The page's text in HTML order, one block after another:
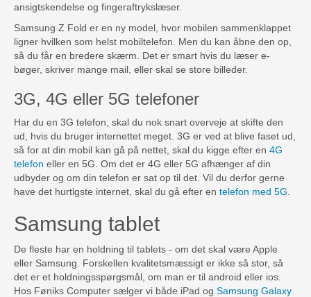
ansigtskendelse og fingeraftrykslæser.
Samsung Z Fold er en ny model, hvor mobilen sammenklappet
ligner hvilken som helst mobiltelefon. Men du kan åbne den op,
så du får en bredere skærm. Det er smart hvis du læser e-
bøger, skriver mange mail, eller skal se store billeder.
3G, 4G eller 5G telefoner
Har du en 3G telefon, skal du nok snart overveje at skifte den
ud, hvis du bruger internettet meget. 3G er ved at blive faset ud,
så for at din mobil kan gå på nettet, skal du kigge efter en 4G
telefon eller en 5G. Om det er 4G eller 5G afhænger af din
udbyder og om din telefon er sat op til det. Vil du derfor gerne
have det hurtigste internet, skal du gå efter en telefon med 5G
Samsung tablet
De fleste har en holdning til tablets - om det skal være Apple
eller Samsung. Forskellen kvalitetsmæssigt er ikke så stor, så
det er et holdningsspørgsmål, om man er til android eller ios.
Hos Føniks Computer sælger vi både iPad og Samsung Galaxy